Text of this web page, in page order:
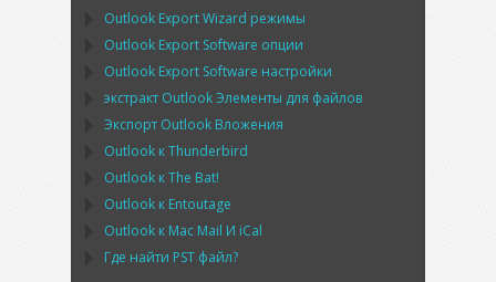
Outlook Export Wizard режимы
Outlook Export Software опции
Outlook Export Software настройки
экстракт OutlookЭлементы для файлов
Экспорт Outlook Вложения
Outlook кThunderbird
Outlook кThe Bat!
Outlook к Entoutage
Outlook к Mac Mail И iCal
Где найти PST файл?